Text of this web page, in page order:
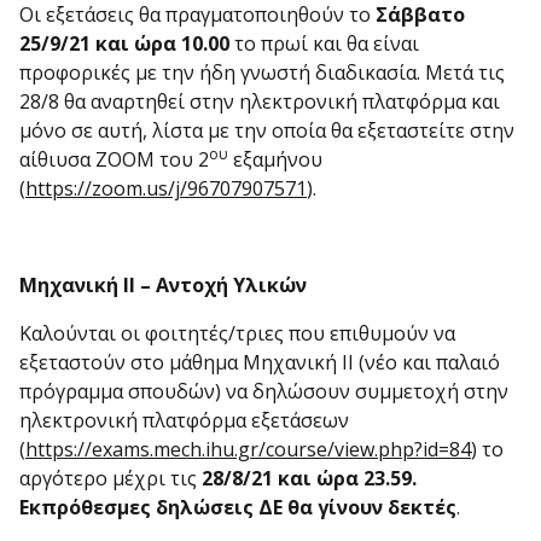
Οι εξετάσεις θα πραγματοποιηθούν το Σάββατο
25/9/21 και ώρα 10.00το πρωί και θα είναι
προφορικές με την ήδη γνωστή διαδικασία. Μετά τις
28/8 θα αναρτηθεί στην ηλεκτρονική πλατφόρμα και
μόνο σε αυτή, λίστα με την οποία θα εξεταστείτε στην
αίθιυσα ΖΟΟΜ του 2ου εξαμήνου
(https://zoom.us/j/96707907571).
Μηχανική ΙΙ – Αντοχή Υλικών
Καλούνται οι φοιτητές/τριες που επιθυμούν να
εξεταστούν στο μάθημα Μηχανική ΙΙ (νέο και παλαιό
πρόγραμμα σπουδών) να δηλώσουν συμμετοχή στην
ηλεκτρονική πλατφόρμα εξετάσεων
(https://exams.mech.ihu.gr/course/view.php?id=84) το
αργότερο μέχρι τις 28/8/21 και ώρα 23.59.
Εκπρόθεσμες δηλώσεις ΔΕ θα γίνουν δεκτές.